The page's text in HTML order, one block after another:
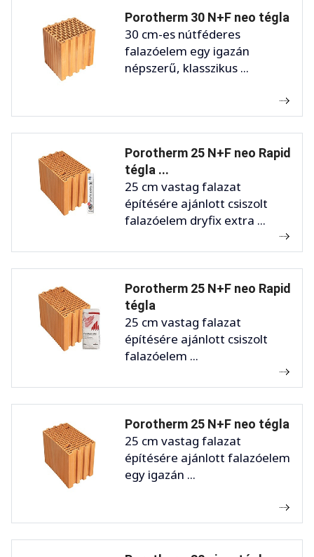
Porotherm 30 N+F neo tégla
30 cm-es nútféderes
falazóelem egy igazán
népszerű, klasszikus ...
Porotherm 25 N+F neo Rapid
tégla ...
25 cm vastag falazat
építésére ajánlott csiszolt
falazóelem dryfix extra ...
Porotherm 25 N+F neo Rapid
tégla
25 cm vastag falazat
építésére ajánlott csiszolt
falazóelem ...
Porotherm 25 N+F neo tégla
25 cm vastag falazat
építésére ajánlott falazóelem
egy igazán ...